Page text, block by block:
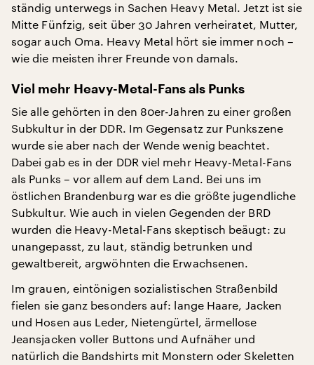
ständig unterwegs in Sachen Heavy Metal. Jetzt ist sie
Mitte Fünfzig, seit über 30 Jahren verheiratet, Mutter,
sogar auch Oma. Heavy Metal hört sie immer noch –
wie die meisten ihrer Freunde von damals.
Viel mehr Heavy-Metal-Fans als Punks
Sie alle gehörten in den 80er-Jahren zu einer großen
Subkultur in der DDR. Im Gegensatz zur Punkszene
wurde sie aber nach der Wende wenig beachtet.
Dabei gab es in der DDR viel mehr Heavy-Metal-Fans
als Punks – vor allem auf dem Land. Bei uns im
östlichen Brandenburg war es die größte jugendliche
Subkultur. Wie auch in vielen Gegenden der BRD
wurden die Heavy-Metal-Fans skeptisch beäugt: zu
unangepasst, zu laut, ständig betrunken und
gewaltbereit, argwöhnten die Erwachsenen.
Im grauen, eintönigen sozialistischen Straßenbild
fielen sie ganz besonders auf: lange Haare, Jacken
und Hosen aus Leder, Nietengürtel, ärmellose
Jeansjacken voller Buttons und Aufnäher und
natürlich die Bandshirts mit Monstern oder Skeletten